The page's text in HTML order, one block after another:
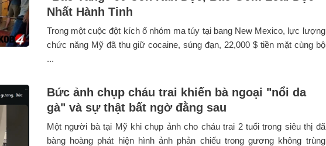
Nhất Hành Tinh
Trong một cuộc đột kích ổ nhóm ma túy tại bang New Mexico, lực lượng
chức năng Mỹ đã thu giữ cocaine, súng đạn, 22,000 $ tiền mặt cùng bộ
...
Bức ảnh chụp cháu trai khiến bà ngoại "nổi da
gà" và sự thật bất ngờ đằng sau
Một người bà tại Mỹ khi chụp ảnh cho cháu trai 2 tuổi trong siêu thị đã
bàng hoàng phát hiện hình ảnh phản chiếu trong gương không trùng